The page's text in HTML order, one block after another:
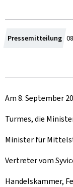
Pressemitteilung Z
m
Am 8. September
Turmes, die
Minister für
Vertreter vom
Handelskammer,